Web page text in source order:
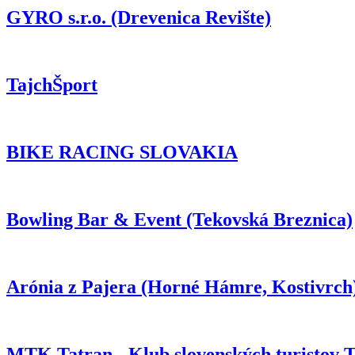
GYRO s.r.o. (Drevenica Revište)
TajchŠport
BIKE RACING SLOVAKIA
Bowling Bar & Event (Tekovská Breznica)
Arónia z Pajera (Horné Hámre,